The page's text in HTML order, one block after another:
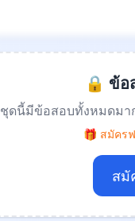
🔒 ข้อ
ชุดนี้มีข้อสอบทั้งหมดมา
🎁 สมัคร
สมั